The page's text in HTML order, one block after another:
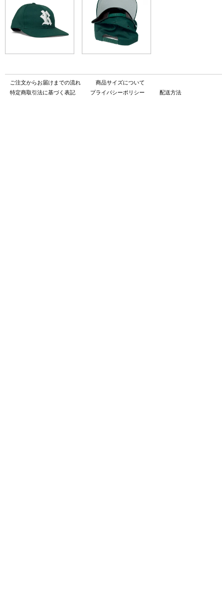
ご注文からお届けまでの流れ
商品サイズについて
特定商取引法に基づく表記
プライバシーポリシー 配送方法